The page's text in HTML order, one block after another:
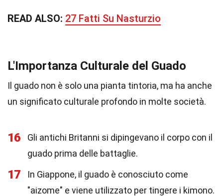
READ ALSO: 27 Fatti Su Nasturzio
L'Importanza Culturale del Guado
Il guado non è solo una pianta tintoria, ma ha anche
un significato culturale profondo in molte società.
16
Gli antichi Britanni si dipingevano il corpo con il
guado prima delle battaglie.
17
In Giappone, il guado è conosciuto come
"aizome" e viene utilizzato per tingere i kimono.